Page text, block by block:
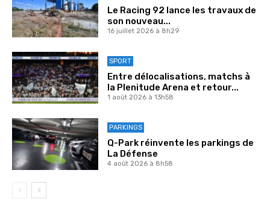
Le Racing 92 lance les travaux de
son nouveau...
16 juillet 2026 à 8h29
SPORT
Entre délocalisations, matchs à
la Plenitude Arena et retour...
1 août 2026 à 13h58
PARKINGS
Q-Park réinvente les parkings de
La Défense
4 août 2026 à 8h58